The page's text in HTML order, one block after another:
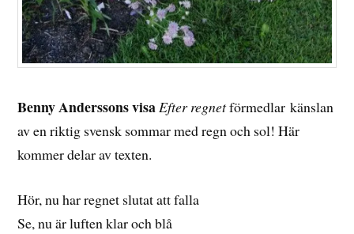
Benny Anderssons visaEfter regnetförmedlar känslan
av en riktig svensk sommar med regn och sol! Här
kommer delar av texten.
Hör, nu har regnet slutat att falla
Se, nu är luften klar och blå